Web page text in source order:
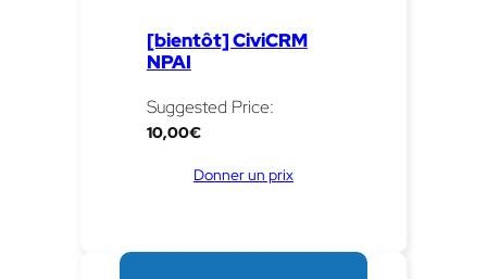
[bientôt] CiviCRM
NPAI
Suggested Price:
10,00€
Donner un prix